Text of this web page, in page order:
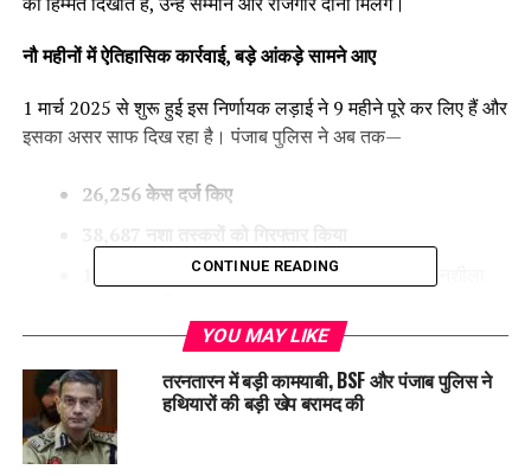
नौ महीनों में ऐतिहासिक कार्रवाई,बड़े आंकड़े सामने आए
1 मार्च 2025 से शुरू हुई इस निर्णायक लड़ाई ने 9 महीने पूरे कर लिए हैं और
इसका असर साफ दिख रहा है। पंजाब पुलिस ने अब तक—
26,256केस दर्ज किए
किलोग्राम से ज़्यादा हेरोइनसहित बड़ी मात्रा में नशीला
ये आंकड़े बताते हैं कि पंजाब सरकार का फोकस सिर्फ बातों पर नहीं,
लेवल पर एक्शन
पर है। नशे का कारोबार करने वालों के लिए अब पंजाब में
कोई जगह नहीं बची है।
सिर्फ कार्रवाई नहीं
CONTINUE READING
YOU MAY LIKE
तरनतारन में बड़ी कामयाबी, BSF और पंजाब पुलिस ने
हथियारों की बड़ी खेप बरामद की